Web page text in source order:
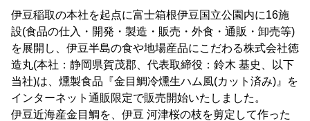
伊豆稲取の本社を起点に富士箱根伊豆国立公園内に16施
設(食品の仕入・開発・製造・販売・外食・通販・卸売等)
を展開し、伊豆半島の食や地場産品にこだわる株式会社徳
造丸(本社：静岡県賀茂郡、代表取締役：鈴木 基史、以下
当社)は、燻製食品『金目鯛冷燻生ハム風(カット済み)』を
インターネット通販限定で販売開始いたしました。
伊豆近海産金目鯛を、伊豆 河津桜の枝を剪定して作った